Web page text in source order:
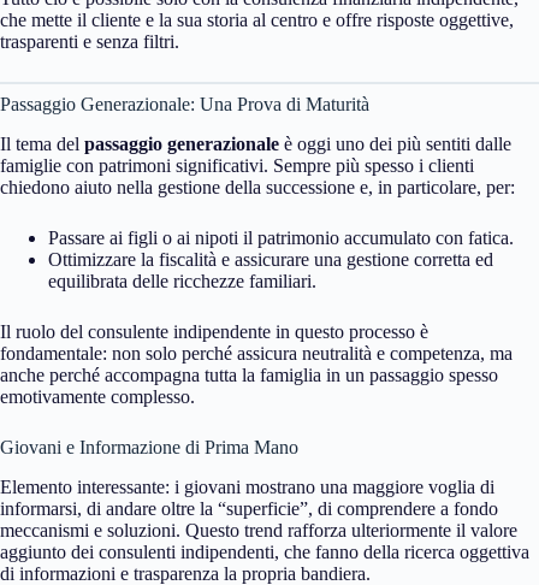
che mette il cliente e la sua storia al centro e offre risposte oggettive,
trasparenti e senza filtri.
Passaggio Generazionale: Una Prova di Maturità
Il tema del passaggio generazionale è oggi uno dei più sentiti dalle
famiglie con patrimoni significativi. Sempre più spesso i clienti
chiedono aiuto nella gestione della successione e, in particolare, per:
Passare ai figli o ai nipoti il patrimonio accumulato con fatica.
Ottimizzare la fiscalità e assicurare una gestione corretta ed
equilibrata delle ricchezze familiari.
Il ruolo del consulente indipendente in questo processo è
fondamentale: non solo perché assicura neutralità e competenza, ma
anche perché accompagna tutta la famiglia in un passaggio spesso
emotivamente complesso.
Giovani e Informazione di Prima Mano
Elemento interessante: i giovani mostrano una maggiore voglia di
informarsi, di andare oltre la “superficie”, di comprendere a fondo
meccanismi e soluzioni. Questo trend rafforza ulteriormente il valore
aggiunto dei consulenti indipendenti, che fanno della ricerca oggettiva
di informazioni e trasparenza la propria bandiera.